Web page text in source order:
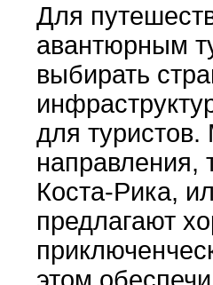
Для
авантюрным
выбирать
для туристов.
направления,
Коста-Рика,
предлагают